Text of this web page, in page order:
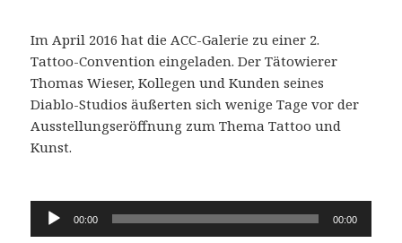
Im April 2016 hat die ACC-Galerie zu einer 2.
Tattoo-Convention eingeladen. Der Tätowierer
Thomas Wieser, Kollegen und Kunden seines
Diablo-Studios äußerten sich wenige Tage vor der
Ausstellungseröffnung zum Thema Tattoo und
Kunst.
Audio-
Player
00:00 00:00